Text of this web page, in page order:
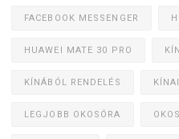
FACEBOOK MESSENGER
HUAWEI MATE 30 PRO
KÍNÁBÓL RENDELÉS
LEGJOBB OKOSÓRA